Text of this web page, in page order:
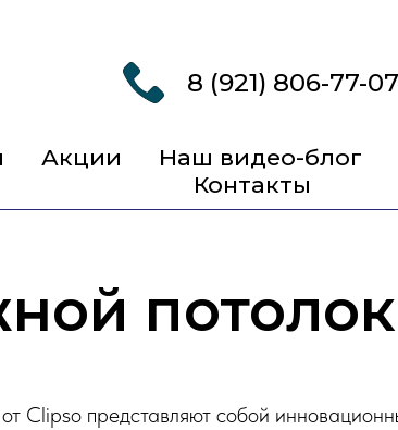
8 (921) 806-77-07
Акции Наш видео-блог
Контакты
Clipso представляют собой